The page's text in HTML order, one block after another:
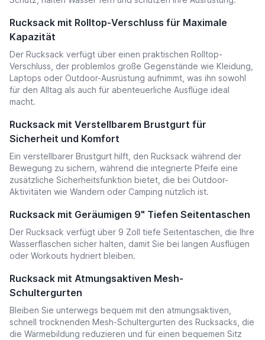
Rucksack mit Rolltop-Verschluss für Maximale
Kapazität
Der Rucksack verfügt über einen praktischen Rolltop-
Verschluss, der problemlos große Gegenstände wie Kleidung,
Laptops oder Outdoor-Ausrüstung aufnimmt, was ihn sowohl
für den Alltag als auch für abenteuerliche Ausflüge ideal
macht.
Rucksack mit Verstellbarem Brustgurt für
Sicherheit und Komfort
Ein verstellbarer Brustgurt hilft, den Rucksack während der
Bewegung zu sichern, während die integrierte Pfeife eine
zusätzliche Sicherheitsfunktion bietet, die bei Outdoor-
Aktivitäten wie Wandern oder Camping nützlich ist.
Rucksack mit Geräumigen 9" Tiefen Seitentaschen
Der Rucksack verfügt über 9 Zoll tiefe Seitentaschen, die Ihre
Wasserflaschen sicher halten, damit Sie bei langen Ausflügen
oder Workouts hydriert bleiben.
Rucksack mit Atmungsaktiven Mesh-
Schultergurten
Bleiben Sie unterwegs bequem mit den atmungsaktiven,
schnell trocknenden Mesh-Schultergurten des Rucksacks, die
die Wärmebildung reduzieren und für einen bequemen Sitz